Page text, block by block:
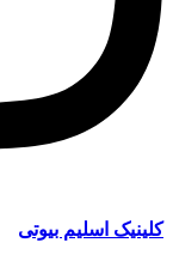
کلینیک اسلیم بیوتی